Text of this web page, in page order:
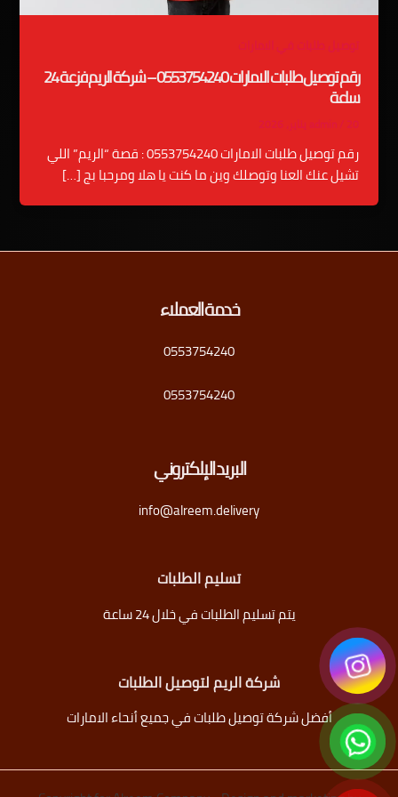
توصيل طلبات في الامارات
رقم توصيل طلبات الامارات 0553754240 – شركة الريم فزعة 24
ساعة
admin/ 20 يناير، 2026
رقم توصيل طلبات الامارات 0553754240 : قصة “الريم” اللي
تشيل عنك العنا وتوصلك وين ما كنت يا هلا ومرحبا بج […]
خدمة العملاء
0553754240
0553754240
البريد الإلكتروني
info@alreem.delivery
تسليم الطلبات
يتم تسليم الطلبات في خلال 24 ساعة
شركة الريم لتوصيل الطلبات
أفضل شركة توصيل طلبات في جميع أنحاء الامارات